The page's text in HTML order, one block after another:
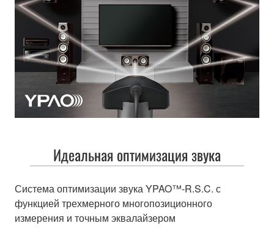
Идеальная оптимизация звука
Система оптимизации звука YPAO™-R.S.C. с
функцией трехмерного многопозиционного
измерения и точным эквалайзером